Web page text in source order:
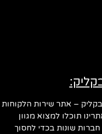
– אתר שירות הלקוחות
תוכלו למצוא מגוון
שונות בכדי לחסוך